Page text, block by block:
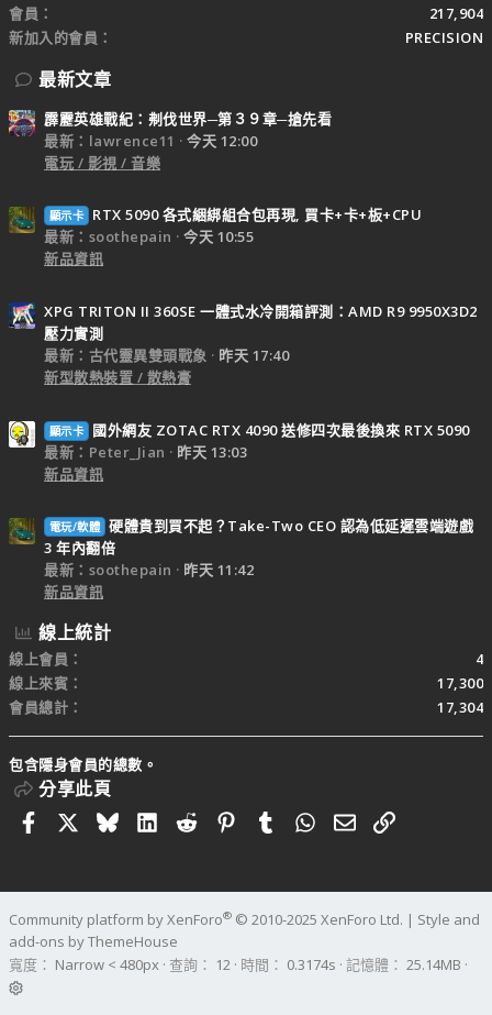
會員
217,904
新加入的會員
PRECISION
最新文章
霹靂英雄戰紀：刜伐世界─第３９章─搶先看
最新：lawrence11
今天 12:00
電玩 / 影視 / 音樂
顯示卡
RTX 5090 各式綑綁組合包再現, 買卡+卡+板+CPU
最新：soothepain
今天 10:55
新品資訊
XPG TRITON II 360SE 一體式水冷開箱評測：AMD R9 9950X3D2
壓力實測
最新：古代靈異雙頭戰象
昨天 17:40
新型散熱裝置 / 散熱膏
顯示卡
國外網友 ZOTAC RTX 4090 送修四次最後換來 RTX 5090
最新：Peter_Jian
昨天 13:03
新品資訊
電玩/軟體 硬體貴到買不起？Take-Two CEO 認為低延遲雲端遊戲
3 年內翻倍
最新：soothepain
昨天 11:42
新品資訊
線上統計
線上會員
4
線上來賓
17,300
會員總計
17,304
包含隱身會員的總數。
分享此頁
FacebookBlueskyLinkedIn
RedditPinterestTumblrWhatsApp
電子郵件
連結
Community platform by XenForo® © 2010-2025 XenForo Ltd. | Style and
add-ons by ThemeHouse
寬度
查詢 12 時間 0.3174s 記憶體 25.14MB